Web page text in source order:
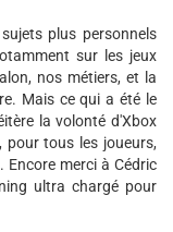
plus personnels
sur les jeux
nos métiers, et la
Mais ce qui a été le
la volonté d'Xbox
pour tous les joueurs,
Encore merci à Cédric
ultra chargé pour